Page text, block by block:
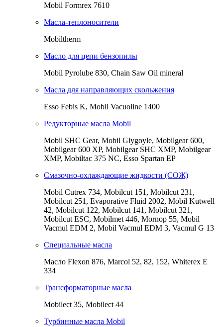
Mobil Formrex 7610
Масла-теплоносители
Mobiltherm
Масло для цепи бензопилы
Mobil Pyrolube 830, Chain Saw Oil mineral
Масла для направляющих скольжения
Esso Febis K, Mobil Vacuoline 1400
Редукторные масла Mobil
Mobil SHC Gear, Mobil Glygoyle, Mobilgear 600,
Mobilgear 600 XP, Mobilgear SHC XMP, Mobilgear
XМP, Mobiltac 375 NC, Esso Spartan EP
Смазочно-охлаждающие жидкости (СОЖ)
Mobil Cutrex 734, Mobilcut 151, Mobilcut 231,
Mobilcut 251, Evaporative Fluid 2002, Mobil Kutwell
42, Mobilcut 122, Mobilcut 141, Mobilcut 321,
Mobilcut ESC, Mobilmet 446, Mornop 55, Mobil
Vacmul EDM 2, Mobil Vacmul EDM 3, Vacmul G 13
Специальные масла
Масло Flexon 876, Marcol 52, 82, 152, Whiterex E
334
Трансформаторные масла
Mobilect 35, Mobilect 44
Турбинные масла Mobil